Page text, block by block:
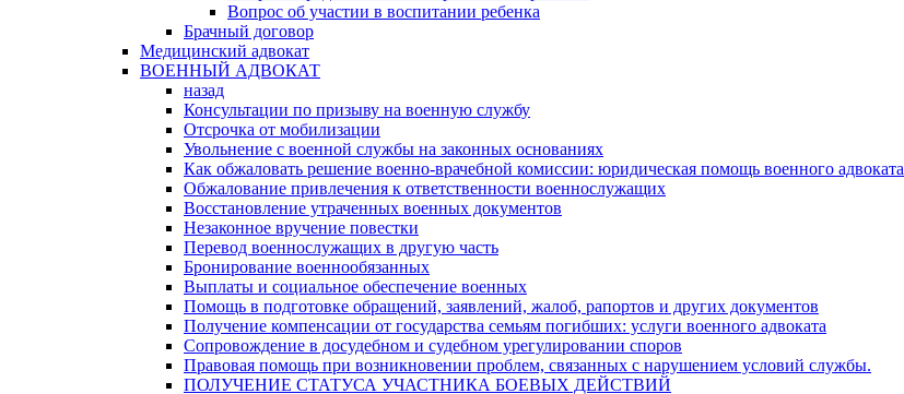
Вопрос об участии в воспитании ребенка
Брачный договор
Медицинский адвокат
ВОЕННЫЙ АДВОКАТ
назад
Консультации по призыву на военную службу
Отсрочка от мобилизации
Увольнение с военной службы на законных основаниях
Как обжаловать решение военно-врачебной комиссии: юридическая помощь военного адвоката
Обжалование привлечения к ответственности военнослужащих
Восстановление утраченных военных документов
Незаконное вручение повестки
Перевод военнослужащих в другую часть
Бронирование военнообязанных
Выплаты и социальное обеспечение военных
Помощь в подготовке обращений, заявлений, жалоб, рапортов и других документов
Получение компенсации от государства семьям погибших: услуги военного адвоката
Сопровождение в досудебном и судебном урегулировании споров
Правовая помощь при возникновении проблем, связанных с нарушением условий службы.
ПОЛУЧЕНИЕ СТАТУСА УЧАСТНИКА БОЕВЫХ ДЕЙСТВИЙ